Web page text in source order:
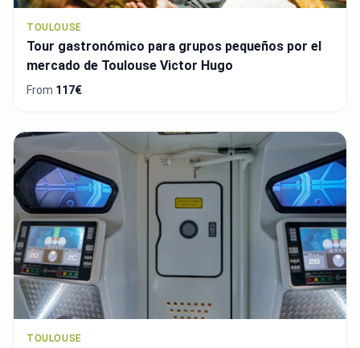
TOULOUSE
Tour gastronómico para grupos pequeños por el
mercado de Toulouse Victor Hugo
From 117€
TOULOUSE